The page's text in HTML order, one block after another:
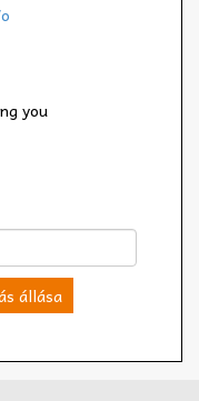
you
állása